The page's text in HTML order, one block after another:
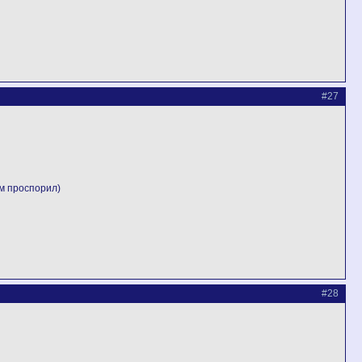
#27
проспорил)
#28